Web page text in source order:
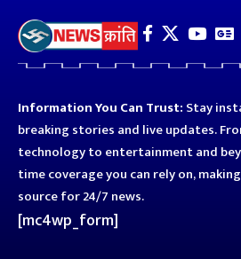
Information You Can Trust: Stay
breaking stories and live updates.
technology to entertainment and
time coverage you can rely on,
source for 24/7 news.
[mc4wp_form]